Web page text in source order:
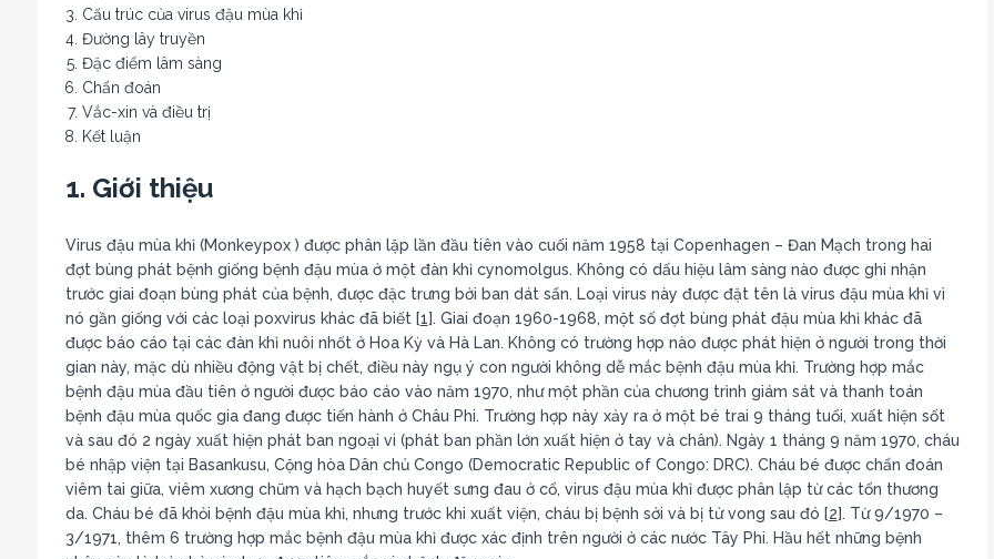
Cấu trúc của virus đậu mùa khỉ
Đường lây truyền
Đặc điểm lâm sàng
Chẩn đoán
Vắc-xin và điều trị
Kết luận
1. Giới thiệu
Virus đậu mùa khỉ (Monkeypox ) được phân lập lần đầu tiên vào cuối năm 1958 tại Copenhagen – Đan Mạch trong hai
đợt bùng phát bệnh giống bệnh đậu mùa ở một đàn khỉ cynomolgus. Không có dấu hiệu lâm sàng nào được ghi nhận
trước giai đoạn bùng phát của bệnh, được đặc trưng bởi ban dát sẩn. Loại virus này được đặt tên là virus đậu mùa khỉ vì
nó gần giống với các loại poxvirus khác đã biết [1]. Giai đoạn 1960-1968, một số đợt bùng phát đậu mùa khỉ khác đã
được báo cáo tại các đàn khỉ nuôi nhốt ở Hoa Kỳ và Hà Lan. Không có trường hợp nào được phát hiện ở người trong thời
gian này, mặc dù nhiều động vật bị chết, điều này ngụ ý con người không dễ mắc bệnh đậu mùa khỉ. Trường hợp mắc
bệnh đậu mùa đầu tiên ở người được báo cáo vào năm 1970, như một phần của chương trình giám sát và thanh toán
bệnh đậu mùa quốc gia đang được tiến hành ở Châu Phi. Trường hợp này xảy ra ở một bé trai 9 tháng tuổi, xuất hiện sốt
và sau đó 2 ngày xuất hiện phát ban ngoại vi (phát ban phần lớn xuất hiện ở tay và chân). Ngày 1 tháng 9 năm 1970, cháu
bé nhập viện tại Basankusu, Cộng hòa Dân chủ Congo (Democratic Republic of Congo: DRC). Cháu bé được chẩn đoán
viêm tai giữa, viêm xương chũm và hạch bạch huyết sưng đau ở cổ, virus đậu mùa khỉ được phân lập từ các tổn thương
da. Cháu bé đã khỏi bệnh đậu mùa khỉ, nhưng trước khi xuất viện, cháu bị bệnh sởi và bị tử vong sau đó [2]. Từ 9/1970 –
3/1971, thêm 6 trường hợp mắc bệnh đậu mùa khỉ được xác định trên người ở các nước Tây Phi. Hầu hết những bệnh